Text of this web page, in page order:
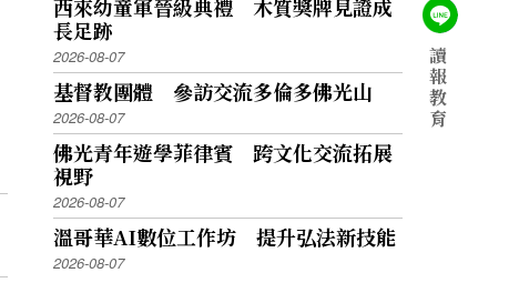
西來幼童軍晉級典禮 木質獎牌見證成
長足跡
2026-08-07
基督教團體 參訪交流多倫多佛光山
2026-08-07
佛光青年遊學菲律賓 跨文化交流拓展
視野
2026-08-07
溫哥華AI數位工作坊 提升弘法新技能
2026-08-07
讀
報
教
育